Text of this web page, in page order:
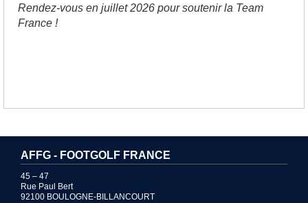
Rendez-vous en juillet 2026 pour soutenir la Team
France !
AFFG - FOOTGOLF FRANCE
45 – 47
Rue Paul Bert
92100 BOULOGNE-BILLANCOURT